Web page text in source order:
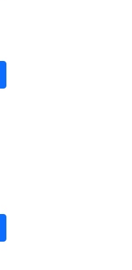
ao carrinho
ao carrinho